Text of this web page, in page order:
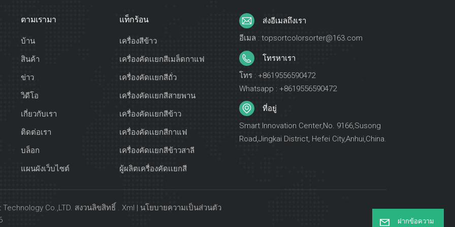
ตามเรามา
บ้าน
สินค้า
ข่าว
วิดีโอ
เกี่ยวกับเรา
ติดต่อเรา
บล็อก
แผนผังเว็บไซต์
แท็กร้อน
เครื่องสีข้าว
เครื่องคัดเเยกสีเมล็ดกาแฟ
เครื่องคัดเเยกสีถั่ว
เครื่องคัดเเยกสีสายพาน
เครื่องคัดเเยกสีข้าว
เครื่องคัดเเยกสีกาแฟ
เครื่องคัดเเยกสีข้าวสาลี
ผู้ผลิตเครื่องคัดเเยกสี
ส่งอีเมลถึงเรา
อีเมล : topsortcolorsorter@163.com
โทรหาเรา
โทร : +8619556590472
Whatsapp : +8619556590472
ที่อยู่
Smart Innovation Center,No. 9166,Susong
Road,Jingkai District, Hefei City,Anhui,China.
Co.,LTD. สงวนลิขสิทธิ์ . Xml | นโยบายความเป็นส่วนตัว
ฝากข้อความ